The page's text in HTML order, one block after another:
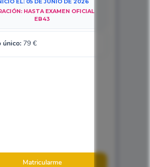
EL: 05 DE JUNIO DE 2026
HASTA EXAMEN OFICIAL
EB43
único: 79 €
Matricularme